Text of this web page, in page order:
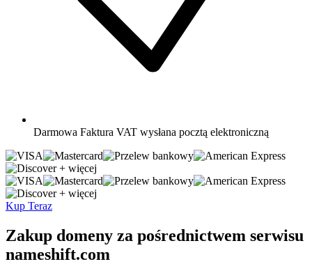
Darmowa Faktura VAT wysłana pocztą elektroniczną
+ więcej
+ więcej
Kup Teraz
Zakup domeny za pośrednictwem serwisu
nameshift.com